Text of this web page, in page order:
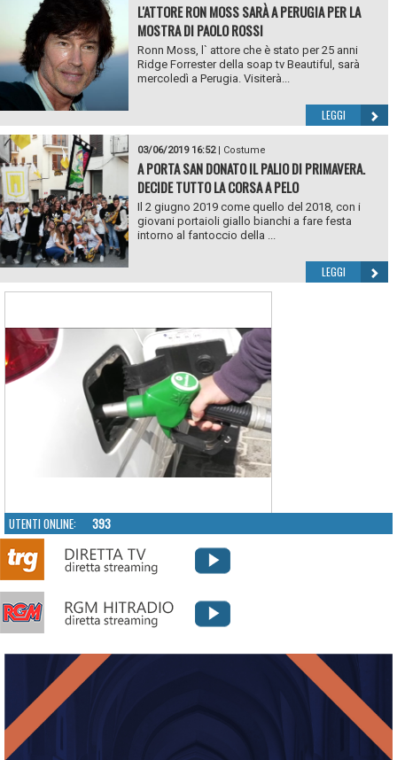
L'ATTORE RON MOSS SARÀ A PERUGIA PER LA
MOSTRA DI PAOLO ROSSI
Ronn Moss, l` attore che è stato per 25 anni
Ridge Forrester della soap tv Beautiful, sarà
mercoledì a Perugia. Visiterà...
LEGGI
03/06/2019 16:52| Costume
A PORTA SAN DONATO IL PALIO DI PRIMAVERA.
DECIDE TUTTO LA CORSA A PELO
Il 2 giugno 2019 come quello del 2018, con i
giovani portaioli giallo bianchi a fare festa
intorno al fantoccio della ...
LEGGI
UTENTI ONLINE: 393